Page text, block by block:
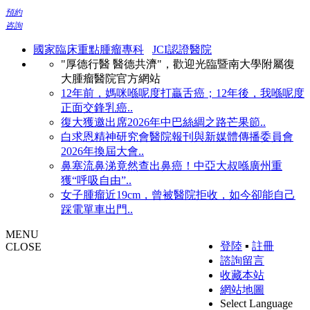
預約
咨詢
國家臨床重點腫瘤專科
JCI認證醫院
"厚德行醫 醫德共濟"，歡迎光臨暨南大學附屬復
大腫瘤醫院官方網站
12年前，媽咪喺呢度打贏舌癌；12年後，我喺呢度
正面交鋒乳癌..
復大獲邀出席2026年中巴絲綢之路芒果節..
白求恩精神研究會醫院報刊與新媒體傳播委員會
2026年換屆大會..
鼻塞流鼻涕竟然查出鼻癌！中亞大叔喺廣州重
獲“呼吸自由”..
女子腫瘤近19cm，曾被醫院拒收，如今卻能自己
踩電單車出門..
登陸 ▪ 註冊
諮詢留言
收藏本站
網站地圖
Select Language
MENU
CLOSE